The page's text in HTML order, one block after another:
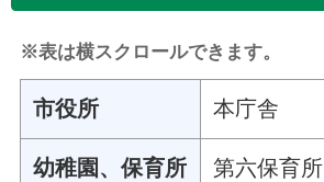
※表は横スクロールできます。
市役所 本庁舎
幼稚園、保育所 第六保育所